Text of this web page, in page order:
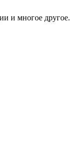
и многое другое.